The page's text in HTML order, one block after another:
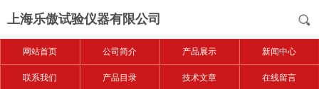
上海乐傲试验仪器有限公司
网站首页 公司简介 产品展示 新闻中心
联系我们 产品目录 技术文章 在线留言